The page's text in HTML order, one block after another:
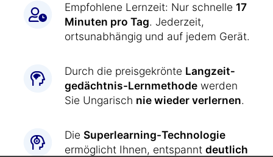
Empfohlene Lernzeit: Nur schnelle 17
Minuten pro Tag. Jederzeit,
ortsunabhängig und auf jedem Gerät.
Durch die preisgekrönte Langzeit­
gedächtnis-Lernmethode werden
Sie Ungarisch nie wieder verlernen.
Die Superlearning-Technologie
ermöglicht Ihnen, entspannt deutlich